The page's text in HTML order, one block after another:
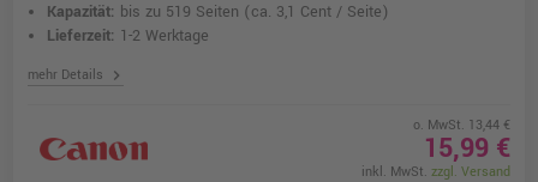
Kapazität: bis zu 519 Seiten (ca. 3,1 Cent / Seite)
Lieferzeit: 1-2 Werktage
mehr Details chevron_right
o. MwSt. 13,44 €
15,99 €
inkl. MwSt. zzgl. Versand